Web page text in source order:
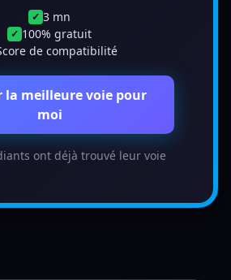
✓ 3 mn
✓ 100% gratuit
de compatibilité
la meilleure voie pour
moi
ont déjà trouvé leur voie